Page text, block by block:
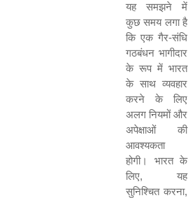
यह समझने में
कुछ समय लगा है
कि एक गैर-संधि
गठबंधन भागीदार
के रूप में भारत
के साथ व्यवहार
करने के लिए
अलग नियमों और
अपेक्षाओं की
आवश्यकता
होगी। भारत के
लिए, यह
सुनिश्चित करना,